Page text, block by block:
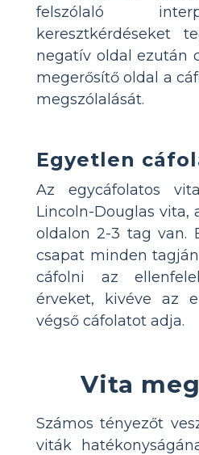
felszólaló
keresztkérdéseket
negatív oldal ezután
megerősítő oldal a
megszólalását.
Egyetlen
Az egycáfolatos
Lincoln-Douglas
oldalon 2-3 tag van.
csapat minden
cáfolni az
érveket, kivéve az
végső cáfolatot adja.
Vita
Számos tényezőt
viták